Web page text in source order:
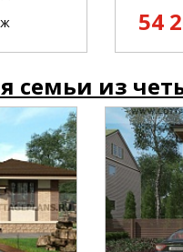
54
семьи из